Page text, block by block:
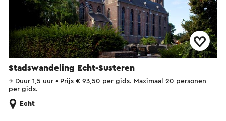
Stadswandeling Echt-Susteren
→ Duur 1,5 uur • Prijs € 93,50 per gids. Maximaal 20 personen
per gids.
Echt